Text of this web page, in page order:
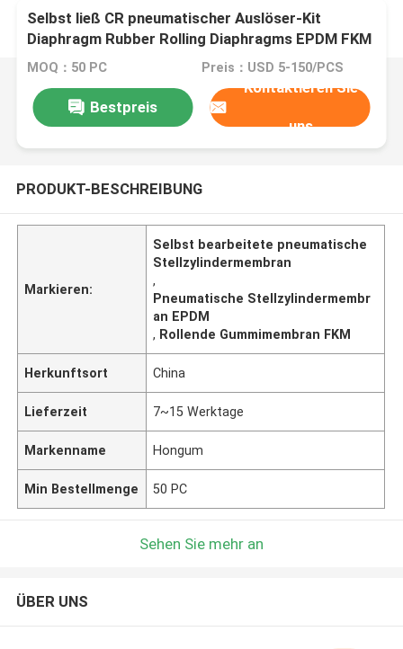
Selbst ließ CR pneumatischer Auslöser-Kit
Diaphragm Rubber Rolling Diaphragms EPDM FKM
Material laufen
MOQ：50 PC Preis：USD 5-150/PCS
Bestpreis
Kontaktieren Sie
uns
PRODUKT-BESCHREIBUNG
Markieren:
Selbst bearbeitete pneumatische
Stellzylindermembran
,
Pneumatische Stellzylindermembr
an EPDM
, Rollende Gummimembran FKM
Herkunftsort China
Lieferzeit 7~15 Werktage
Markenname Hongum
Min Bestellmenge 50 PC
Sehen Sie mehr an
ÜBER UNS